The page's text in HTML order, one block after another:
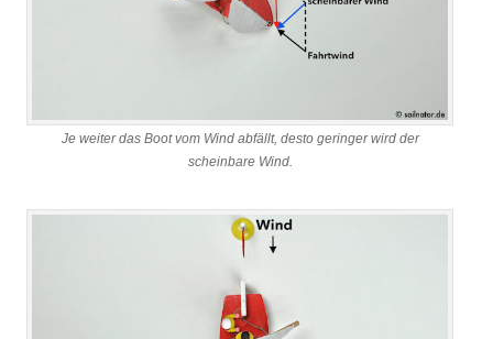
Je weiter das Boot vom Wind abfällt, desto geringer wird der
scheinbare Wind.